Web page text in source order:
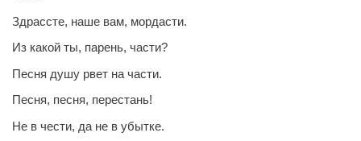
Здрассте, наше вам, мордасти.
Из какой ты, парень, части?
Песня душу рвет на части.
Песня, песня, перестань!
Не в чести, да не в убытке.